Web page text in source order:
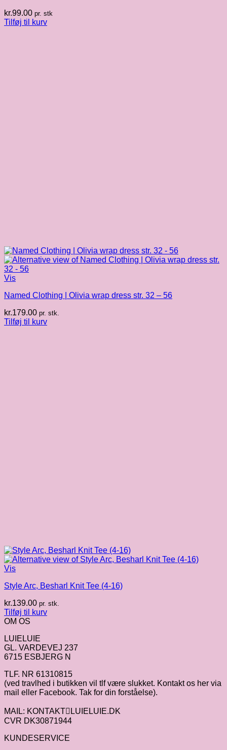
kr.99.00 pr. stk
Tilføj til kurv
Vis
Named Clothing | Olivia wrap dress str. 32 – 56
kr.179.00 pr. stk.
Tilføj til kurv
Vis
Style Arc, Besharl Knit Tee (4-16)
kr.139.00 pr. stk.
Tilføj til kurv
OM OS
LUIELUIE
GL. VARDEVEJ 237
6715 ESBJERG N
TLF. NR 61310815
(ved travlhed i butikken vil tlf være slukket. Kontakt os her via
mail eller Facebook. Tak for din forståelse).
MAIL: KONTAKTLUIELUIE.DK
CVR DK30871944
KUNDESERVICE